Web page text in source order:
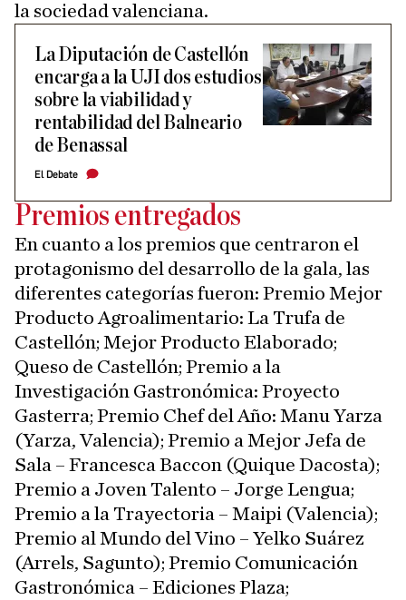
la sociedad valenciana.
La Diputación de Castellón
encarga a la UJI dos estudios
sobre la viabilidad y
rentabilidad del Balneario
de Benassal
El Debate
Premios entregados
En cuanto a los premios que centraron el
protagonismo del desarrollo de la gala, las
diferentes categorías fueron: Premio Mejor
Producto Agroalimentario: La Trufa de
Castellón; Mejor Producto Elaborado;
Queso de Castellón; Premio a la
Investigación Gastronómica: Proyecto
Gasterra; Premio Chef del Año: Manu Yarza
(Yarza, Valencia); Premio a Mejor Jefa de
Sala – Francesca Baccon (Quique Dacosta);
Premio a Joven Talento – Jorge Lengua;
Premio a la Trayectoria – Maipi (Valencia);
Premio al Mundo del Vino – Yelko Suárez
(Arrels, Sagunto); Premio Comunicación
Gastronómica – Ediciones Plaza;